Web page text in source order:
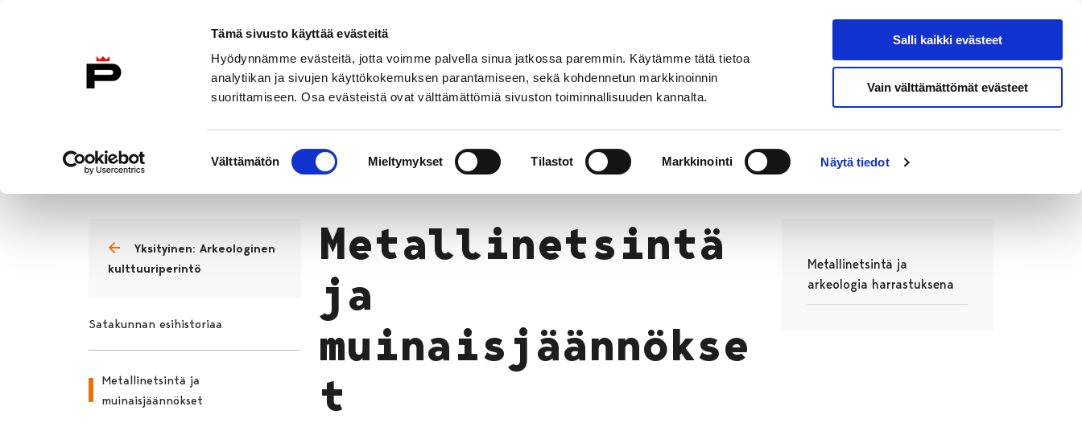
Tämä sivusto käyttää evästeitä
Hyödynnämme evästeitä, jotta voimme palvella sinua jatkossa paremmin. Käytämme tätä tietoa
analytiikan ja sivujen käyttökokemuksen parantamiseen, sekä kohdennetun markkinoinnin
suorittamiseen. Osa evästeistä ovat välttämättömiä sivuston toiminnallisuuden kannalta.
valinta
Välttämätön Mieltymykset Tilastot Markkinointi Näytä tiedot
Salli kaikki evästeet
Vain välttämättömät evästeet
Etusivulle
Hae sivustolta
Etusivu
Alueellinen vastuumuseo Yksityinen: Arkeologinen kulttuuriperintö Metallinetsintä ja muinaisjäännökset
Yksityinen: Arkeologinen
kulttuuriperintö
Satakunnan esihistoriaa
Metallinetsintä ja
muinaisjäännökset
Metallinetsintä
ja
muinaisjäännökse
t
Metallinetsintä ja
arkeologia harrastuksena
Avautuu uudessa välilehdessä